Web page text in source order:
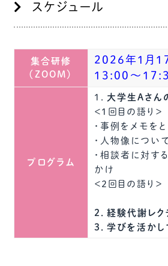
スケジュール
集合研修
（ZOOM）
2026年1月
13:00～
プログラム
１． 大学生Aさん
＜1回目の語り＞
・事例をメモを
・人物像につい
・相談者に対す
かけ
＜2回目の語り
２．経験代謝レク
３．学びを活か